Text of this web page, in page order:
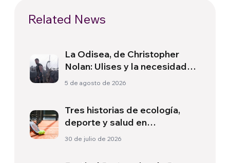
Related News
La Odisea, de Christopher
Nolan: Ulises y la necesidad
de un nuevo amanecer
5 de agosto de 2026
Tres historias de ecología,
deporte y salud en
Sudamérica
30 de julio de 2026